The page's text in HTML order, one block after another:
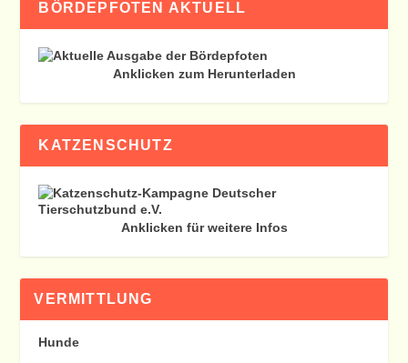
BÖRDEPFOTEN AKTUELL
Anklicken zum Herunterladen
KATZENSCHUTZ
Anklicken für weitere Infos
VERMITTLUNG
Hunde